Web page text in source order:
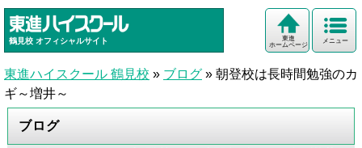
鶴見校 オフィシャルサイト メニュー
東進
ホームページ
東進ハイスクール 鶴見校 » ブログ » 朝登校は長時間勉強のカ
ギ～増井～
ブログ